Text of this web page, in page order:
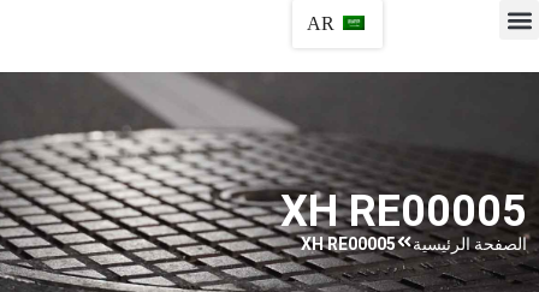
XH RE00005​
الصفحة الرئيسية XH RE00005​